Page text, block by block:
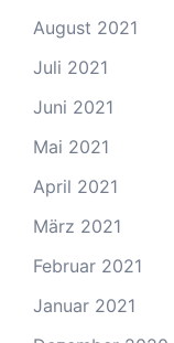
August 2021
Juli 2021
Juni 2021
Mai 2021
April 2021
März 2021
Februar 2021
Januar 2021